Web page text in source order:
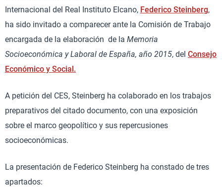
Internacional del Real Instituto Elcano, Federico Steinberg,
ha sido invitado a comparecer ante la Comisión de Trabajo
encargada de la elaboración de la Memoria
Socioeconómica y Laboral de España, año 2015, del Consejo
Económico y Social.
A petición del CES, Steinberg ha colaborado en los trabajos
preparativos del citado documento, con una exposición
sobre el marco geopolítico y sus repercusiones
socioeconómicas.
La presentación de Federico Steinberg ha constado de tres
apartados: